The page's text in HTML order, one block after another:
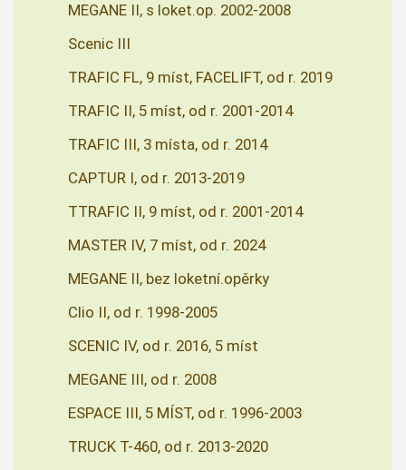
MEGANE II, s loket.op. 2002-2008
Scenic III
TRAFIC FL, 9 míst, FACELIFT, od r. 2019
TRAFIC II, 5 míst, od r. 2001-2014
TRAFIC III, 3 místa, od r. 2014
CAPTUR I, od r. 2013-2019
TTRAFIC II, 9 míst, od r. 2001-2014
MASTER IV, 7 míst, od r. 2024
MEGANE II, bez loketní.opěrky
Clio II, od r. 1998-2005
SCENIC IV, od r. 2016, 5 míst
MEGANE III, od r. 2008
ESPACE III, 5 MÍST, od r. 1996-2003
TRUCK T-460, od r. 2013-2020